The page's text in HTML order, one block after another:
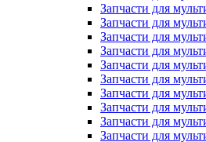
Запчасти для
Запчасти для
Запчасти для
Запчасти для
Запчасти для
Запчасти для
Запчасти для
Запчасти для
Запчасти для
Запчасти для